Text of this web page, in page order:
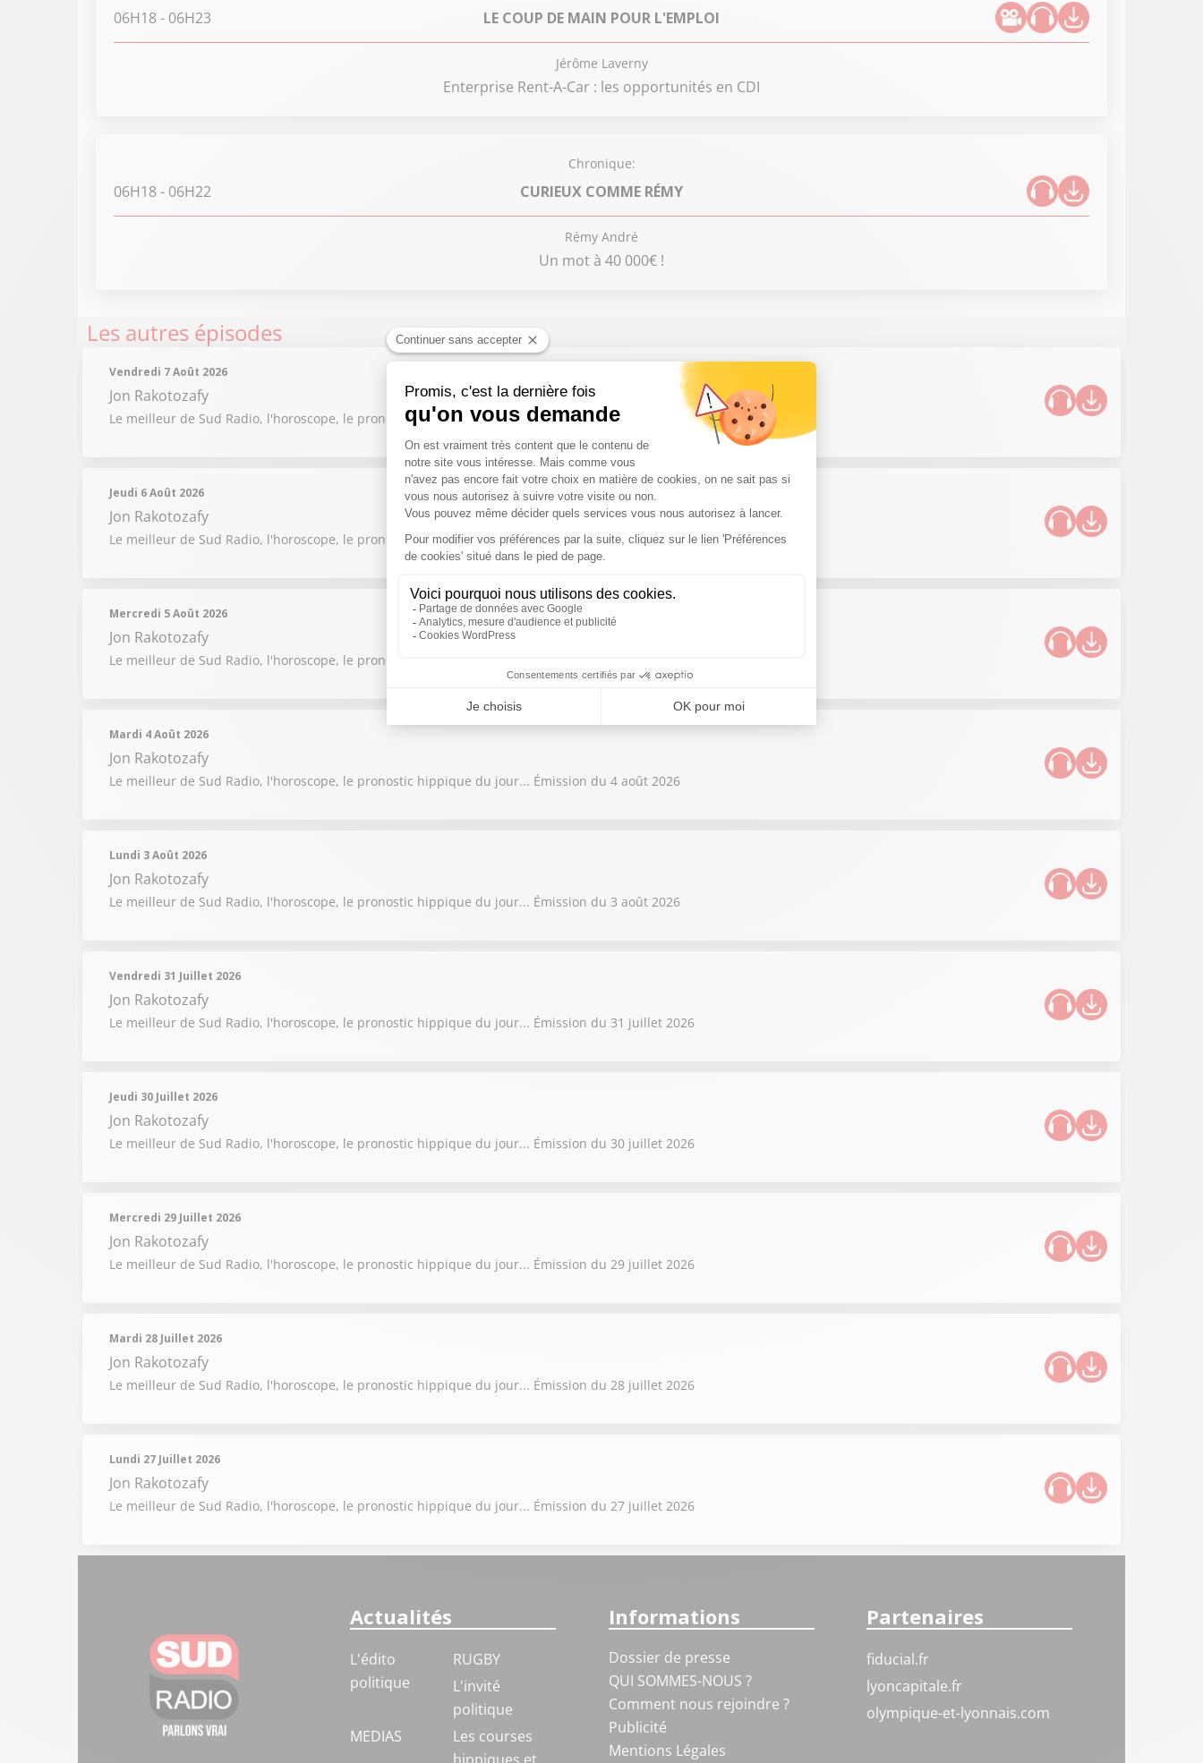
06H18- 06H23 LE COUP DE MAIN POUR L'EMPLOI
Jérôme Laverny
Enterprise Rent-A-Car : les opportunités en CDI
Chronique:
06H18- 06H22 CURIEUX COMME RÉMY
Rémy André
Un mot à 40 000€ !
Les autres épisodes
Vendredi 7 Août 2026
Jon Rakotozafy
Le meilleur de Sud Radio, l'horoscope, le pronostic hippique du jour... Émission du 7 août 2026
Jeudi 6 Août 2026
Jon Rakotozafy
Le meilleur de Sud Radio, l'horoscope, le pronostic hippique du jour... Émission du 6 août 2026
Mercredi 5 Août 2026
Jon Rakotozafy
Le meilleur de Sud Radio, l'horoscope, le pronostic hippique du jour... Émission du 5 août 2026
Mardi 4 Août 2026
Jon Rakotozafy
Le meilleur de Sud Radio, l'horoscope, le pronostic hippique du jour... Émission du 4 août 2026
Lundi 3 Août 2026
Jon Rakotozafy
Le meilleur de Sud Radio, l'horoscope, le pronostic hippique du jour... Émission du 3 août 2026
Vendredi 31 Juillet 2026
Jon Rakotozafy
Le meilleur de Sud Radio, l'horoscope, le pronostic hippique du jour... Émission du 31 juillet 2026
Jeudi 30 Juillet 2026
Jon Rakotozafy
Le meilleur de Sud Radio, l'horoscope, le pronostic hippique du jour... Émission du 30 juillet 2026
Mercredi 29 Juillet 2026
Jon Rakotozafy
Le meilleur de Sud Radio, l'horoscope, le pronostic hippique du jour... Émission du 29 juillet 2026
Mardi 28 Juillet 2026
Jon Rakotozafy
Le meilleur de Sud Radio, l'horoscope, le pronostic hippique du jour... Émission du 28 juillet 2026
Lundi 27 Juillet 2026
Jon Rakotozafy
Le meilleur de Sud Radio, l'horoscope, le pronostic hippique du jour... Émission du 27 juillet 2026
Actualités
L'édito
politique
RUGBY
L'invité
politique
MEDIAS
Les courses
Informations
Dossier de presse
QUI SOMMES-NOUS ?
Comment nous rejoindre ?
Publicité
Mentions Légales
Partenaires
fiducial.fr
lyoncapitale.fr
olympique-et-lyonnais.com